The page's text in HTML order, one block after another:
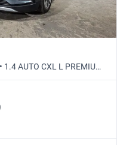
1.4 AUTO CXL L PREMIUM